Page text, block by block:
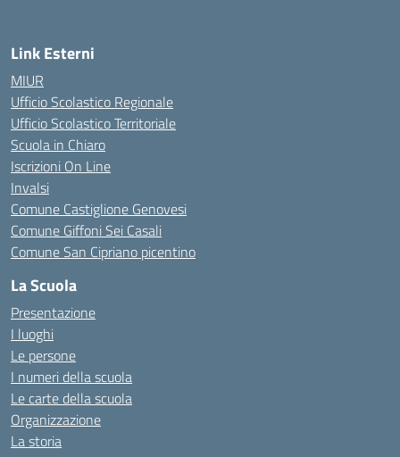
Link Esterni
MIUR
Ufficio Scolastico Regionale
Ufficio Scolastico Territoriale
Scuola in Chiaro
Iscrizioni On Line
Invalsi
Comune Castiglione Genovesi
Comune Giffoni Sei Casali
Comune San Cipriano picentino
La Scuola
Presentazione
I luoghi
Le persone
I numeri della scuola
Le carte della scuola
Organizzazione
La storia